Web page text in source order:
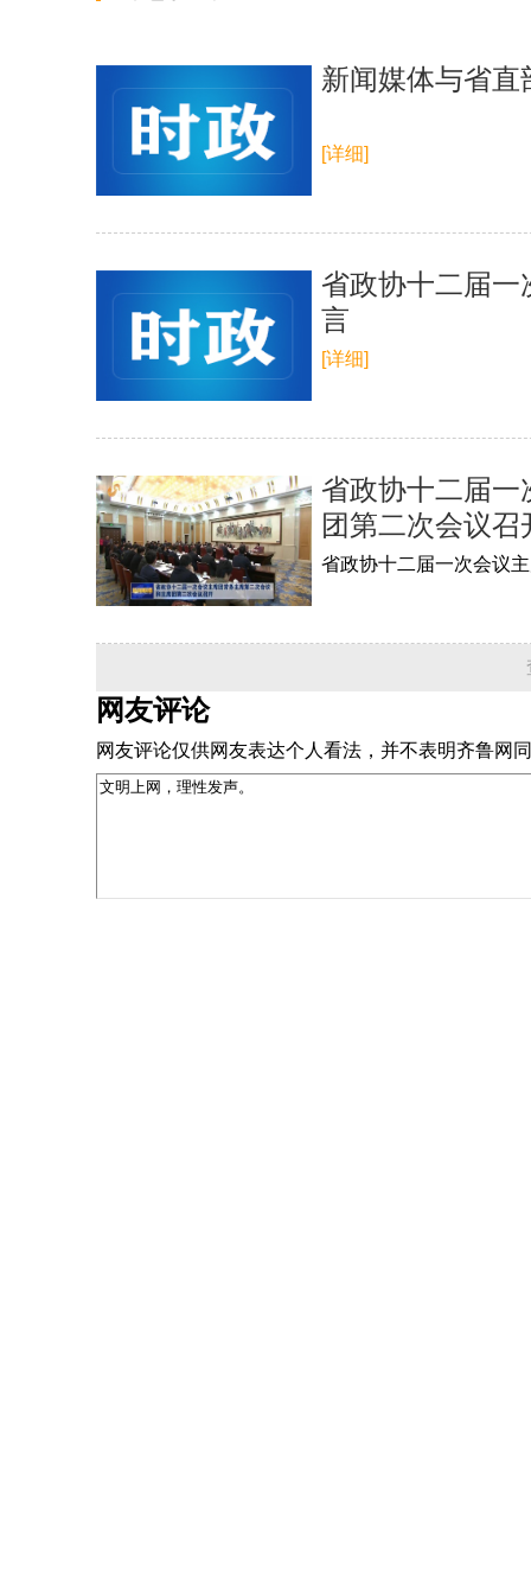
新闻媒体与省
[详细]
省政协十二届
言
[详细]
省政协十二届
团第二次会议召
省政协十二届一次会议
网友评论
网友评论仅供网友表达个人看法，并不表明齐鲁网